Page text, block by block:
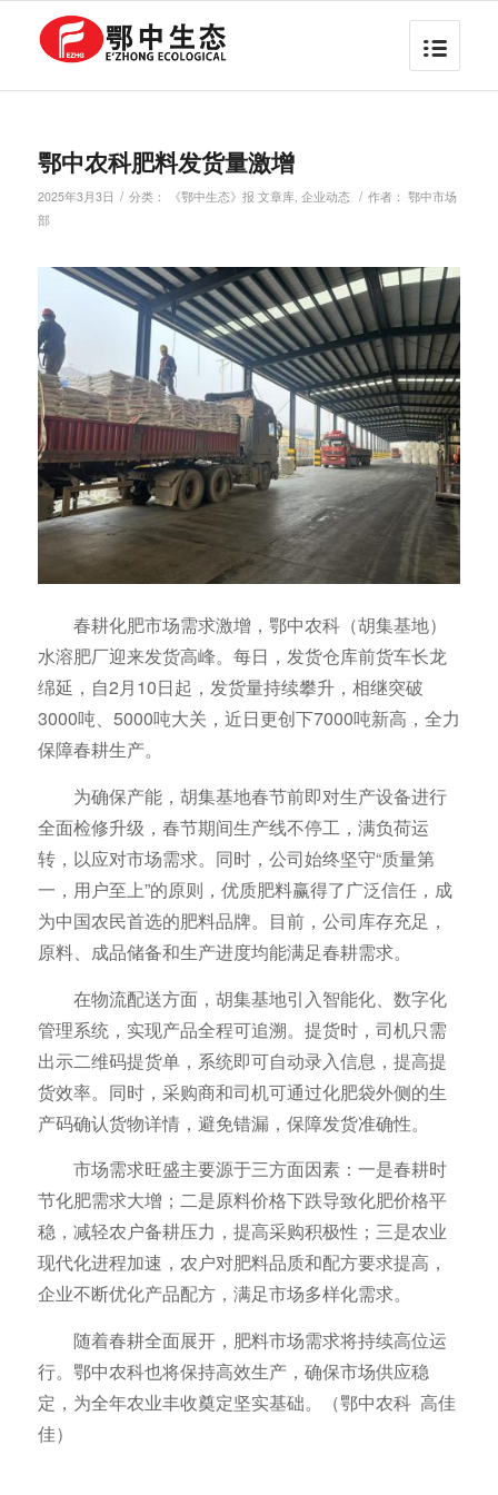
鄂中农科肥料发货量激增
2025年3月3日 / 分类： 《鄂中生态》报 文章库, 企业动态 / 作者： 鄂中市场
部
春耕化肥市场需求激增，鄂中农科（胡集基地）
水溶肥厂迎来发货高峰。每日，发货仓库前货车长龙
绵延，自2月10日起，发货量持续攀升，相继突破
3000吨、5000吨大关，近日更创下7000吨新高，全力
保障春耕生产。
为确保产能，胡集基地春节前即对生产设备进行
全面检修升级，春节期间生产线不停工，满负荷运
转，以应对市场需求。同时，公司始终坚守“质量第
一，用户至上”的原则，优质肥料赢得了广泛信任，成
为中国农民首选的肥料品牌。目前，公司库存充足，
原料、成品储备和生产进度均能满足春耕需求。
在物流配送方面，胡集基地引入智能化、数字化
管理系统，实现产品全程可追溯。提货时，司机只需
出示二维码提货单，系统即可自动录入信息，提高提
货效率。同时，采购商和司机可通过化肥袋外侧的生
产码确认货物详情，避免错漏，保障发货准确性。
市场需求旺盛主要源于三方面因素：一是春耕时
节化肥需求大增；二是原料价格下跌导致化肥价格平
稳，减轻农户备耕压力，提高采购积极性；三是农业
现代化进程加速，农户对肥料品质和配方要求提高，
企业不断优化产品配方，满足市场多样化需求。
随着春耕全面展开，肥料市场需求将持续高位运
行。鄂中农科也将保持高效生产，确保市场供应稳
定，为全年农业丰收奠定坚实基础。（鄂中农科 高佳
佳）